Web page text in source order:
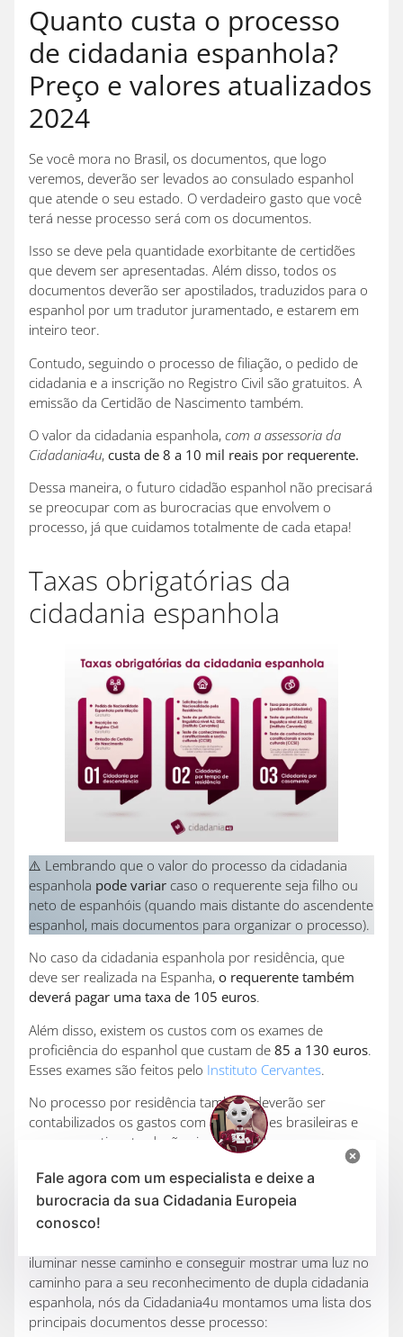
Quanto custa o processo
de cidadania espanhola?
Preço e valores atualizados
2024
Se você mora no Brasil, os documentos, que logo
veremos, deverão ser levados ao consulado espanhol
que atende o seu estado. O verdadeiro gasto que você
terá nesse processo será com os documentos.
Isso se deve pela quantidade exorbitante de certidões
que devem ser apresentadas. Além disso, todos os
documentos deverão ser apostilados, traduzidos para o
espanhol por um tradutor juramentado, e estarem em
inteiro teor.
Contudo, seguindo o processo de filiação, o pedido de
cidadania e a inscrição no Registro Civil são gratuitos. A
emissão da Certidão de Nascimento também.
O valor da cidadania espanhola, com a assessoria da
Cidadania4u, custa de 8 a 10 mil reais por requerente.
Dessa maneira, o futuro cidadão espanhol não precisará
se preocupar com as burocracias que envolvem o
processo, já que cuidamos totalmente de cada etapa!
Taxas obrigatórias da
cidadania espanhola
⚠️ Lembrando que o valor do processo da cidadania
espanhola pode variar caso o requerente seja filho ou
neto de espanhóis (quando mais distante do ascendente
espanhol, mais documentos para organizar o processo).
No caso da cidadania espanhola por residência, que
deve ser realizada na Espanha, o requerente também
deverá pagar uma taxa de 105 euros.
Além disso, existem os custos com os exames de
proficiência do espanhol que custam de 85 a 130 euros.
Esses exames são feitos pelo Instituto Cervantes.
No processo por residência também deverão ser
contabilizados os gastos com as certidões brasileiras e
suas respectivas traduções juramentadas.
Documentos necessários
Cada forma de solicitar a cidadania espanhola requer
iluminar nesse caminho e conseguir mostrar uma luz no
caminho para a seu reconhecimento de dupla cidadania
espanhola, nós da Cidadania4u montamos uma lista dos
principais documentos desse processo:
Fale agora com um especialista e deixe a
burocracia da sua Cidadania Europeia
conosco!